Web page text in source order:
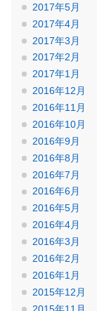
2017年5月
2017年4月
2017年3月
2017年2月
2017年1月
2016年12月
2016年11月
2016年10月
2016年9月
2016年8月
2016年7月
2016年6月
2016年5月
2016年4月
2016年3月
2016年2月
2016年1月
2015年12月
2015年11月